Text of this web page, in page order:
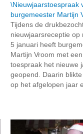
\Nieuwjaarstoespraak
burgemeester Martijn
Tijdens de
nieuwjaarsreceptie op
5 januari heeft
Martijn Vroom met een
toespraak het nieuwe
geopend. Daarin
op het afgelopen jaar